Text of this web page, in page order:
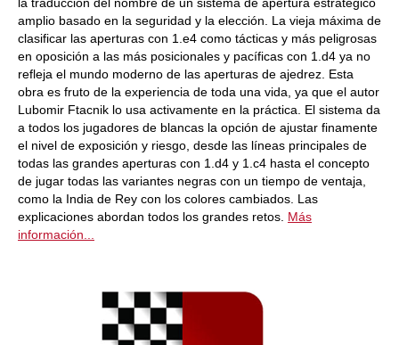
amplio basado en la seguridad y la elección. La vieja máxima de
clasificar las aperturas con 1.e4 como tácticas y más peligrosas
en oposición a las más posicionales y pacíficas con 1.d4 ya no
refleja el mundo moderno de las aperturas de ajedrez. Esta
obra es fruto de la experiencia de toda una vida, ya que el autor
Lubomir Ftacnik lo usa activamente en la práctica. El sistema da
a todos los jugadores de blancas la opción de ajustar finamente
el nivel de exposición y riesgo, desde las líneas principales de
todas las grandes aperturas con 1.d4 y 1.c4 hasta el concepto
de jugar todas las variantes negras con un tiempo de ventaja,
como la India de Rey con los colores cambiados. Las
explicaciones abordan todos los grandes retos. Más
información...